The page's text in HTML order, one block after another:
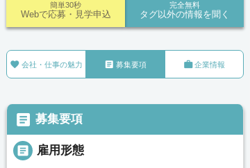
完全無料
タグ以外の情報を聞く
簡単30秒
Webで応募・見学申込
 会社・仕事の魅力  募集要項 企業情報
 募集要項
 雇用形態